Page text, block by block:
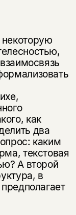
как
два
каким
текстовая
А второй
в